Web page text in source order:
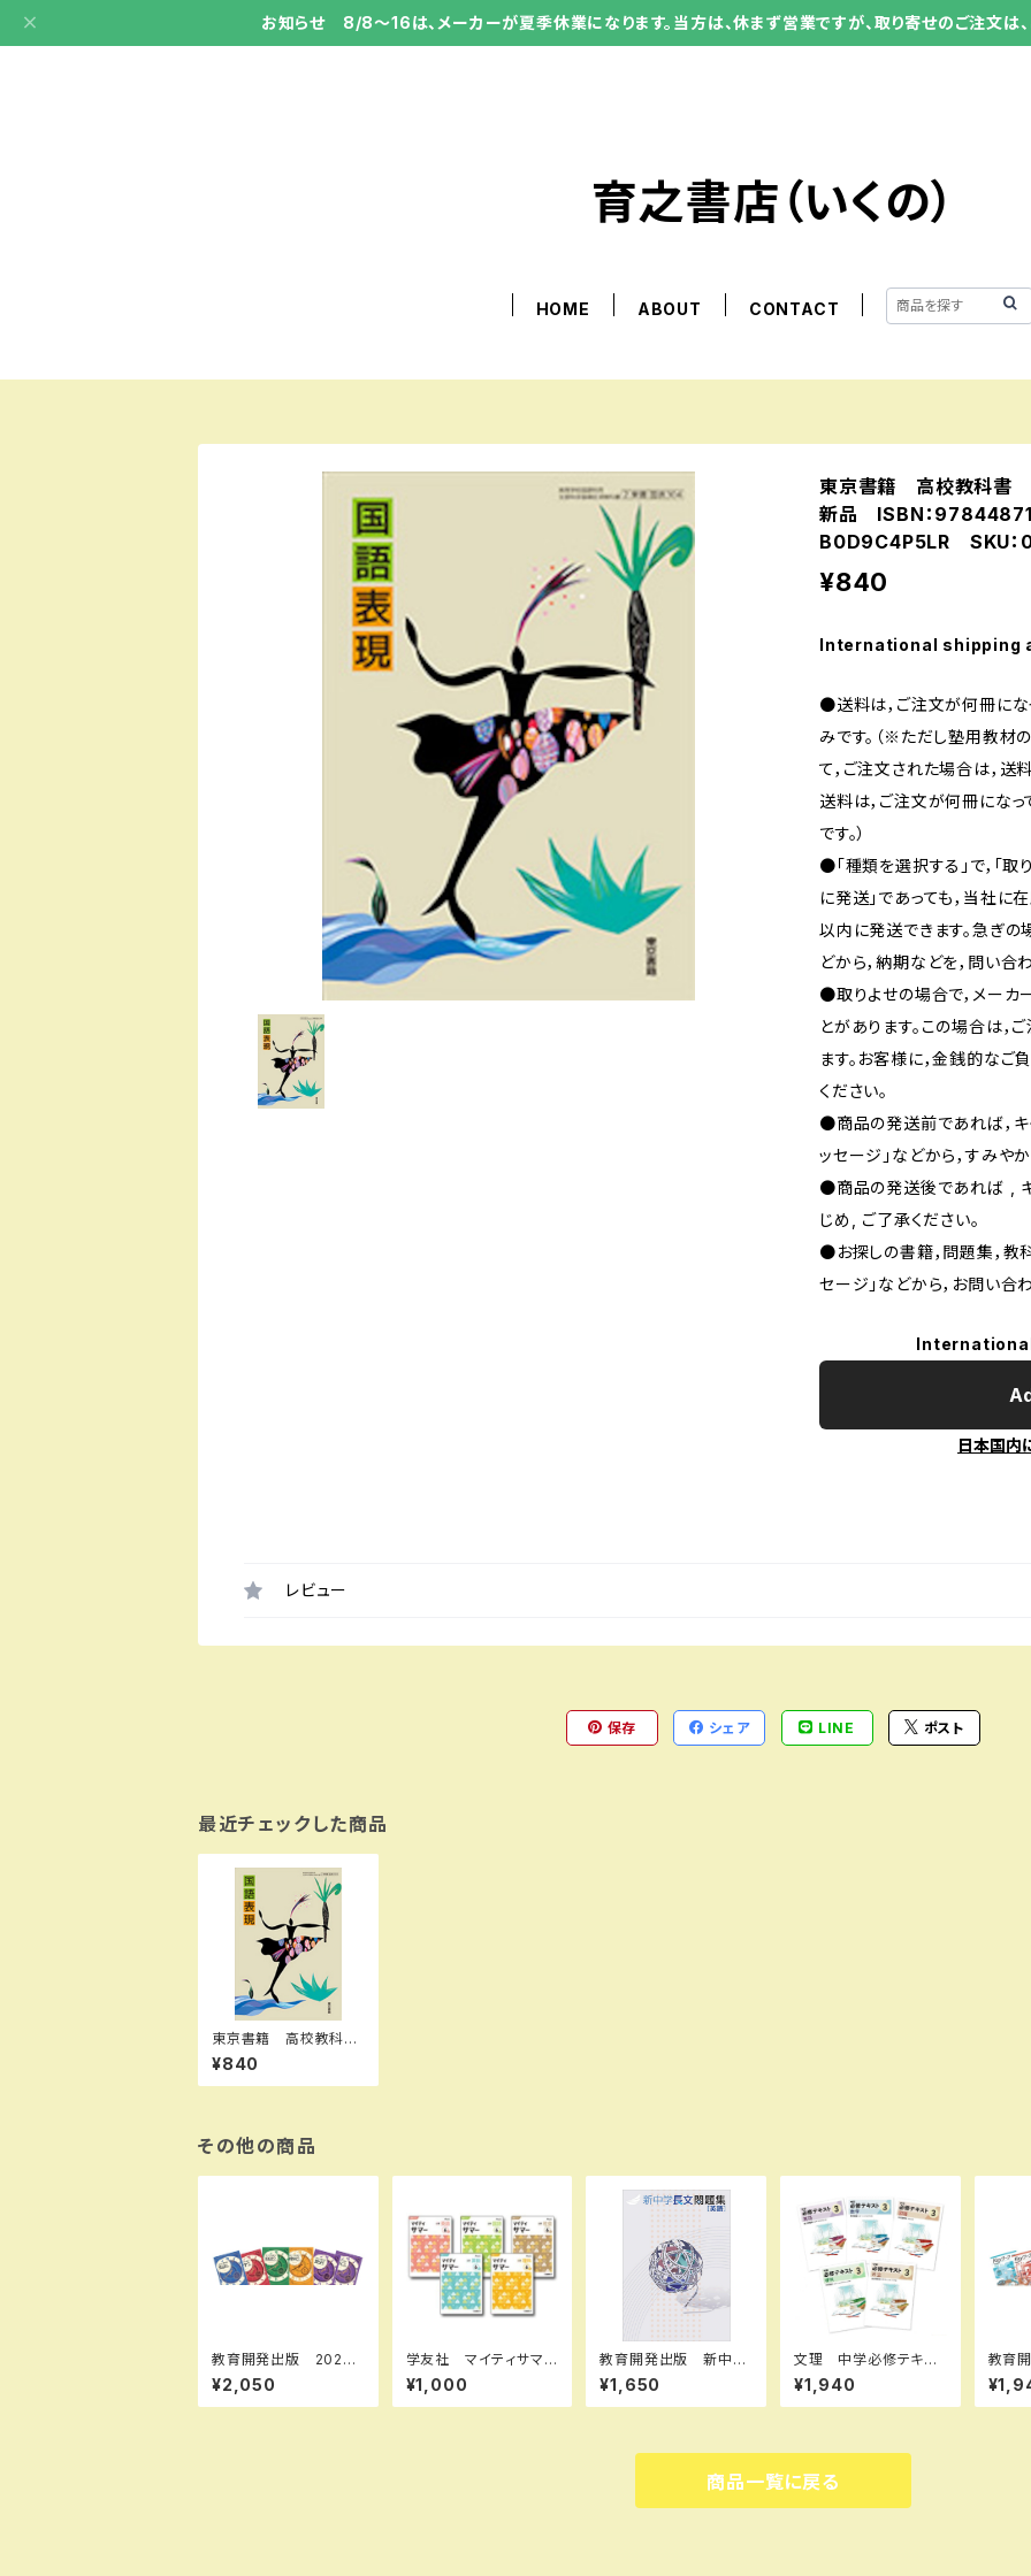
お知らせ 8/8～16は、メーカーが夏季休業になります。当方は、休まず営業ですが、取り寄せのご注文は、
育之書店（いくの）
HOME ABOUT CONTACT
東京書籍 高校教科書
新品 ISBN：
B0D9C4P5LR SKU
¥840
International shipping
●送料は，ご注文が何冊にな
みです。（※ただし塾用教材
て，ご注文された場合は，送
送料は，ご注文が何冊になっ
です。）
●「種類を選択する」で，
に発送」であっても，当社に
以内に発送できます。急ぎの
どから，納期などを，問い合
●取りよせの場合で，メーカ
とがあります。この場合は，
ます。お客様に，金銭的なご
ください。
●商品の発送前であれば，キ
ッセージ」などから，すみやか
●商品の発送後であれば ,
じめ, ご了承ください｡
●お探しの書籍，問題集，教
セージ」などから，お問い合
日本国内
レビュー
保存 シェア LINE ポスト
最近チェックした商品
東京書籍 高校教科
書 国語表現 ［教番：
国表304］ 新品 ISB
N：9784487187058
875
¥840
その他の商品
教育開発出版 2026
年度版 新中学問題
集 数学 中1～3 標
準編 各学年（選択くだ
¥2,050
学友社 マイティサマ
ー 国語 小4 2025
年度版 新品完全セッ
ト ISBN： ISBN-1
¥1,000
教育開発出版 新中学
長文問題集 2026年
度版 新品
¥1,650
文理 中学必修テキス
ト 理科 中1～3（ご選
択ください） 2026年
度版 新品完全セット
¥1,940
教育
ーク（
語 中1
さい
商品一覧に戻る